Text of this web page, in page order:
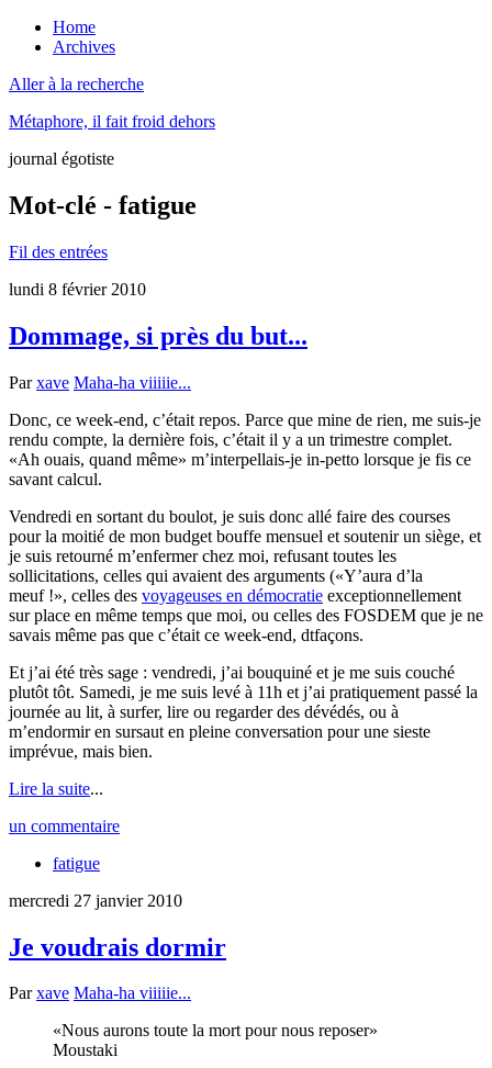
Home
Archives
Aller à la recherche
Métaphore, il fait froid dehors
journal égotiste
Mot-clé - fatigue
Fil des entrées
lundi 8 février 2010
Dommage, si près du but...
Parxave Maha-ha viiiiie...
Donc, ce week-end, c’était repos. Parce que mine de rien, me suis-je
rendu compte, la dernière fois, c’était il y a un trimestre complet.
Ah ouais, quand même
m’interpellais-je in-petto lorsque je fis ce
savant calcul.
Vendredi en sortant du boulot, je suis donc allé faire des courses
pour la moitié de mon budget bouffe mensuel et soutenir un siège, et
je suis retourné m’enfermer chez moi, refusant toutes les
sollicitations, celles qui avaient des arguments ( Y’aura d’la
meuf ! , celles des voyageuses en démocratie exceptionnellement
sur place en même temps que moi, ou celles des FOSDEM que je ne
savais même pas que c’était ce week-end, dtfaçons.
Et j’ai été très sage : vendredi, j’ai bouquiné et je me suis couché
plutôt tôt. Samedi, je me suis levé à 11h et j’ai pratiquement passé la
journée au lit, à surfer, lire ou regarder des dévédés, ou à
m’endormir en sursaut en pleine conversation pour une sieste
imprévue, mais bien.
Lire la suite...
un commentaire
fatigue
mercredi 27 janvier 2010
Je voudrais dormir
Parxave Maha-ha viiiiie...
Nous aurons toute la mort pour nous reposer
Moustaki